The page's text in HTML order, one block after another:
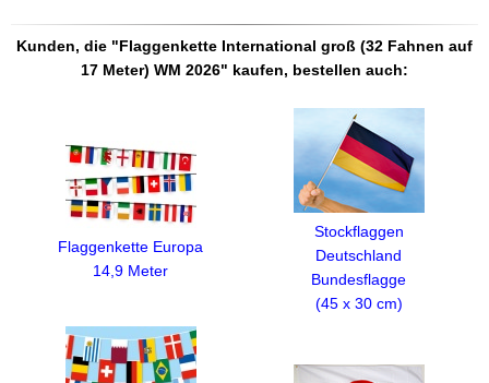
Kunden, die "Flaggenkette International groß (32 Fahnen auf
17 Meter) WM 2026" kaufen, bestellen auch:
Flaggenkette Europa
14,9 Meter
Stockflaggen
Deutschland
Bundesflagge
(45 x 30 cm)